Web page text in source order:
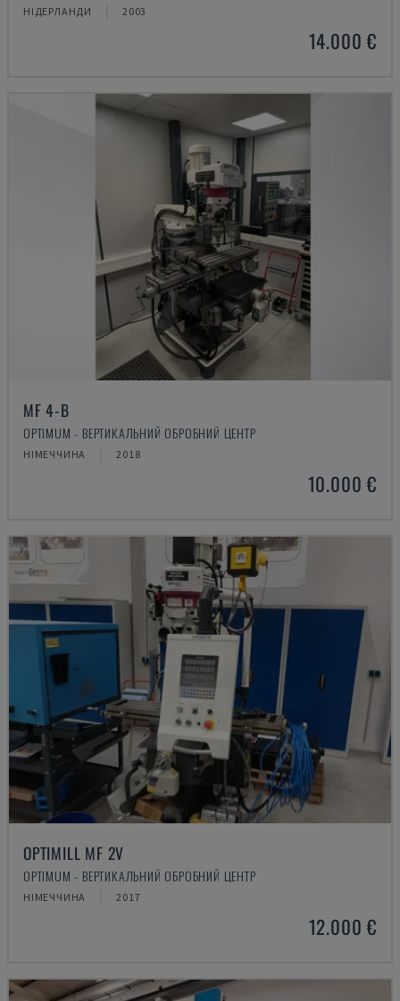
НІДЕРЛАНДИ 2003
14.000 €
MF 4-B
OPTIMUM - ВЕРТИКАЛЬНИЙ ОБРОБНИЙ ЦЕНТР
НІМЕЧЧИНА 2018
10.000 €
OPTIMILL MF 2V
OPTIMUM - ВЕРТИКАЛЬНИЙ ОБРОБНИЙ ЦЕНТР
НІМЕЧЧИНА 2017
12.000 €